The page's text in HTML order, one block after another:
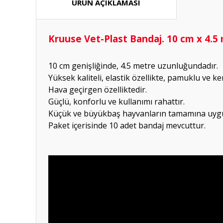
ÜRÜN AÇIKLAMASI
Kruuse Vet-Plast Bandaj. 10 cm x
10 cm genişliğinde, 4.5 metre uzunluğundadır.
Yüksek kaliteli, elastik özellikte, pamuklu ve
Hava geçirgen özelliktedir.
Güçlü, konforlu ve kullanımı rahattır.
Küçük ve büyükbaş hayvanların tamamına
Paket içerisinde 10 adet bandaj mevcuttur.